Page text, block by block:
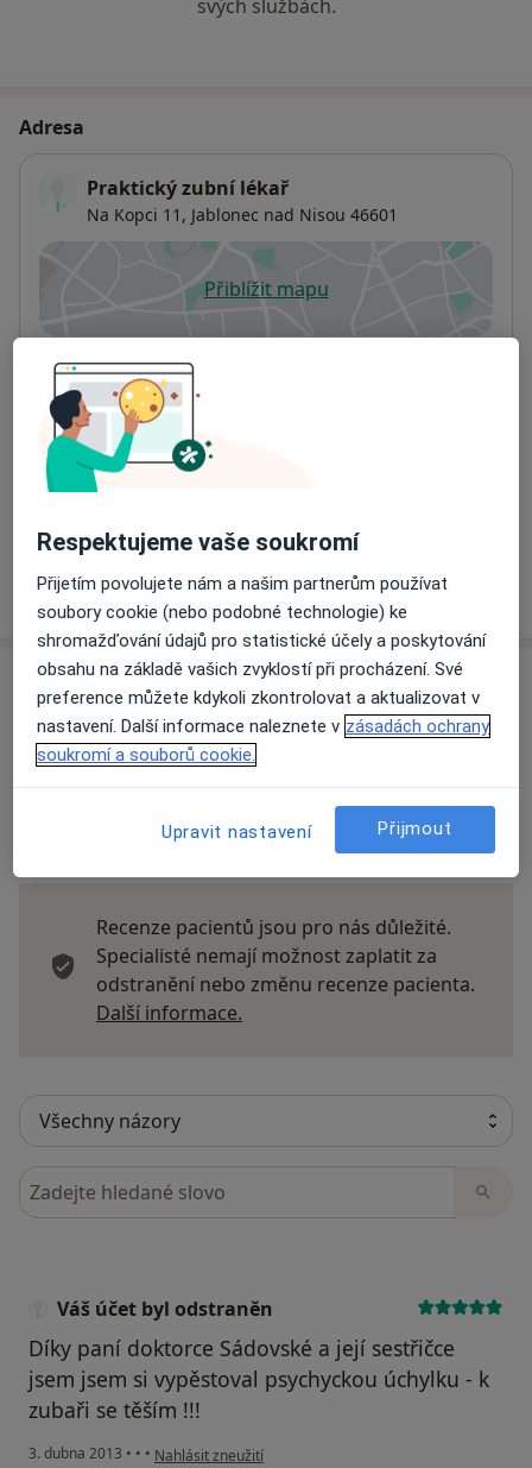
svých službách.
Adresa
Praktický zubní lékař
Na Kopci 11, Jablonec nad Nisou 46601
Přiblížit mapuse otevře v nové záložce
Dostupnost
Na této adrese online kalendář není aktivní
Co mám v takové situaci udělat?
Způsoby platby (soukromé návštěvy)
Na teto adrese lékař přijímá pacienty na pojišťovnu
Víceo adrese
Názory
Přidejte svůj názor
Recenze pacientů jsou pro nás důležité.
Specialisté nemají možnost zaplatit za
odstranění nebo změnu recenze pacienta.
Další informace.
Hledejte v názorech
Váš účet byl odstraněn
Díky paní doktorce Sádovské a její sestřičce
jsem jsem si vypěstoval psychyckou úchylku - k
zubaři se těším !!!
3. dubna 2013 • • • podle názoru uživatele Váš účet byl odstraněn
Nahlásit zneužití
Respektujeme vaše soukromí
Přijetím povolujete nám a našim partnerům používat
soubory cookie (nebo podobné technologie) ke
shromažďování údajů pro statistické účely a poskytování
obsahu na základě vašich zvyklostí při procházení. Své
preference můžete kdykoli zkontrolovat a aktualizovat v
nastavení. Další informace naleznete v zásadách ochrany
soukromí a souborů cookie.
Upravit nastavení Přijmout